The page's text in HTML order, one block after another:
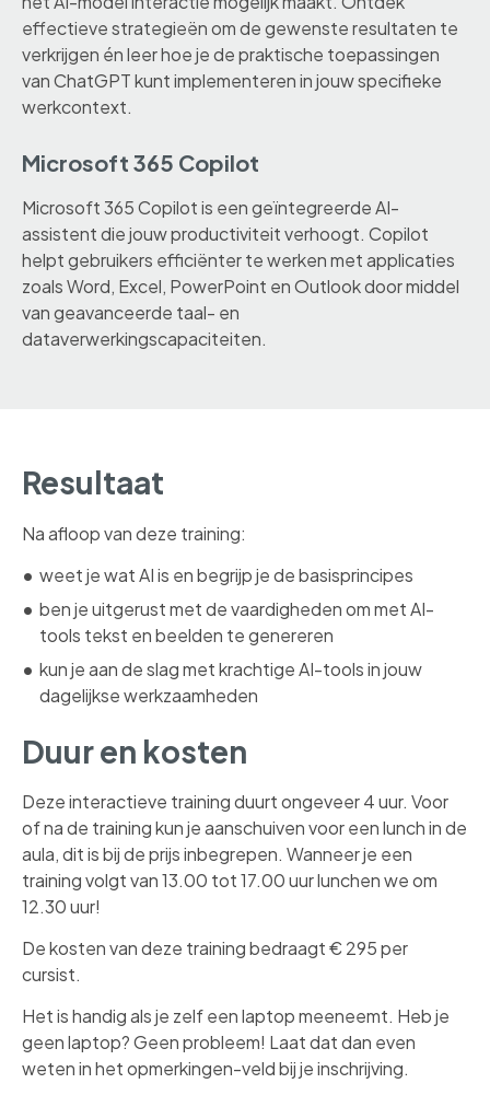
effectieve strategieën om de gewenste resultaten te
verkrijgen én leer hoe je de praktische toepassingen
van ChatGPT kunt implementeren in jouw specifieke
werkcontext.
Microsoft 365 Copilot
Microsoft 365 Copilot is een geïntegreerde AI-
assistent die jouw productiviteit verhoogt. Copilot
helpt gebruikers efficiënter te werken met applicaties
zoals Word, Excel, PowerPoint en Outlook door middel
van geavanceerde taal- en
dataverwerkingscapaciteiten.
Resultaat
Na afloop van deze training:
weet je wat AI is en begrijp je de basisprincipes
ben je uitgerust met de vaardigheden om met AI-
tools tekst en beelden te genereren
kun je aan de slag met krachtige AI-tools in jouw
dagelijkse werkzaamheden
Duur en kosten
Deze interactieve training duurt ongeveer 4 uur. Voor
of na de training kun je aanschuiven voor een lunch in de
aula, dit is bij de prijs inbegrepen. Wanneer je een
training volgt van 13.00 tot 17.00 uur lunchen we om
12.30 uur!
De kosten van deze training bedraagt € 295 per
cursist.
Het is handig als je zelf een laptop meeneemt. Heb je
geen laptop? Geen probleem! Laat dat dan even
weten in het opmerkingen-veld bij je inschrijving.